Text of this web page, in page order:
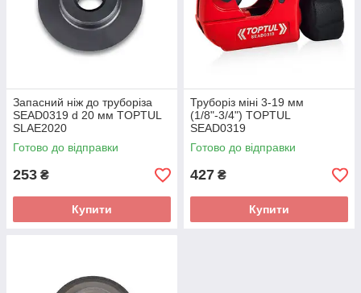
Запасний ніж до труборіза
SEAD0319 d 20 мм TOPTUL
SLAE2020
Готово до відправки
253 ₴
Купити
Труборіз міні 3-19 мм
(1/8"-3/4") TOPTUL
SEAD0319
Готово до відправки
427 ₴
Купити